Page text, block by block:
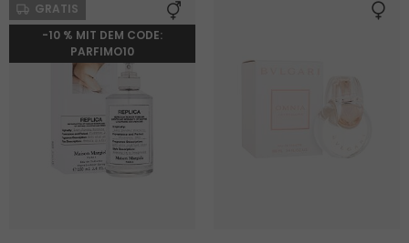
GRATIS
-10 % MIT DEM CODE:
PARFIMO10